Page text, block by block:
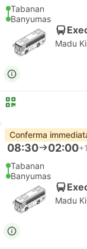
Tabanan
Banyumas
Madu
Conferma
08:30 02:00+1
Tabanan
Banyumas
Madu